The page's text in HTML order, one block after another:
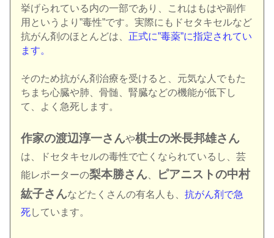
挙げられている内の一部であり、これはもはや副作
用というより”毒性”です。実際にもドセタキセルなど
抗がん剤のほとんどは、 正式に”毒薬”に指定されてい
ます。
そのため抗がん剤治療を受けると、元気な人でもた
ちまち心臓や肺、骨髄、腎臓などの機能が低下し
て、よく急死します。
作家の渡辺淳一さんや棋士の米長邦雄さん
は、ドセタキセルの毒性で亡くなられているし、芸
能レポーターの梨本勝さん
ピアニストの中村
紘子さんなどたくさんの有名人も、抗がん剤で急
死しています。